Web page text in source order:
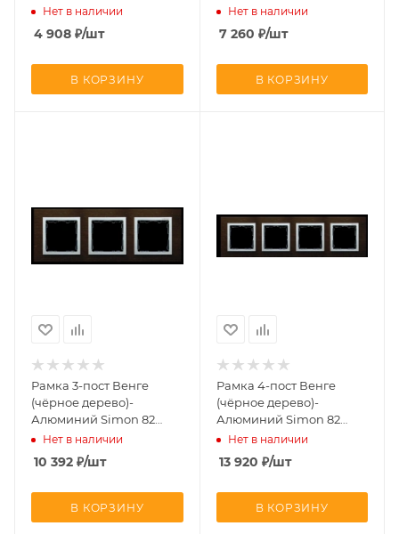
82917-65
Нет в наличии
4 908 ₽/шт
В КОРЗИНУ
82927-65
Нет в наличии
7 260 ₽/шт
В КОРЗИНУ
Рамка 3-пост Венге
(чёрное дерево)-
Алюминий Simon 82
82937-65
Нет в наличии
10 392 ₽/шт
В КОРЗИНУ
Рамка 4-пост Венге
(чёрное дерево)-
Алюминий Simon 82
82947-65
Нет в наличии
13 920 ₽/шт
В КОРЗИНУ